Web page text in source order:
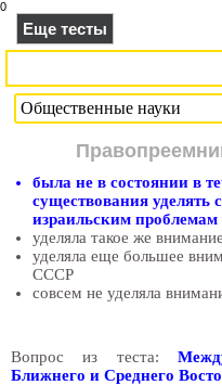
0
Еще тесты
была не в состоянии в
существования уделять
израильским проблемам
уделяла такое же
уделяла еще большее
СССР
совсем не уделяла
Вопрос из теста:
Ближнего и Среднего